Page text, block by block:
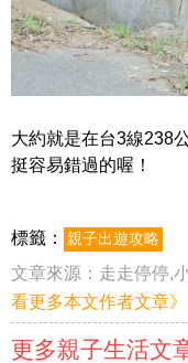
大約就是在台3線238
挺容易錯過的喔！
標籤： 親子出遊攻略
文章來源： 走走停停,
看更多本文作者文章》
更多親子生活文